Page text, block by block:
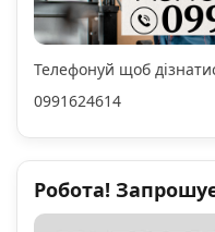
Телефонуй щоб
0991624614
Робота!